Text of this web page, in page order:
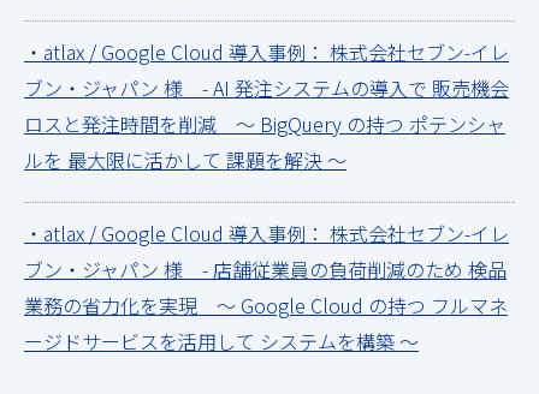
・atlax / Google Cloud 導入事例： 株式会社セブン-イレ
ブン・ジャパン 様 - AI 発注システムの導入で 販売機会
ロスと発注時間を削減 ～ BigQuery の持つ ポテンシャ
ルを 最大限に活かして 課題を解決 ～
・atlax / Google Cloud 導入事例： 株式会社セブン-イレ
ブン・ジャパン 様 - 店舗従業員の負荷削減のため 検品
業務の省力化を実現 ～ Google Cloud の持つ フルマネ
ージドサービスを活用して システムを構築 ～